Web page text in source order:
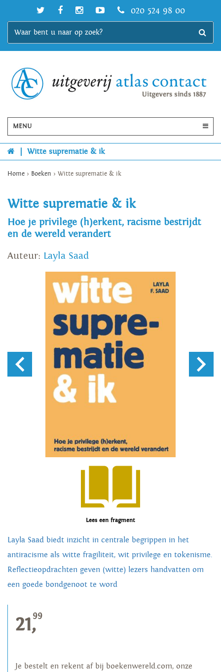
020 524 98 00
MENU
Witte suprematie & ik
Home > Boeken > Witte suprematie & ik
Witte suprematie & ik
Hoe je privilege (h)erkent, racisme bestrijdt
en de wereld verandert
Auteur: Layla Saad
Lees een fragment
Layla Saad biedt inzicht in centrale begrippen in het
antiracisme als witte fragiliteit, wit privilege en tokenisme.
Reflectieopdrachten geven (witte) lezers handvatten om
een goede bondgenoot te word
21,99
Je bestelt en rekent af bij boekenwereld.com, onze